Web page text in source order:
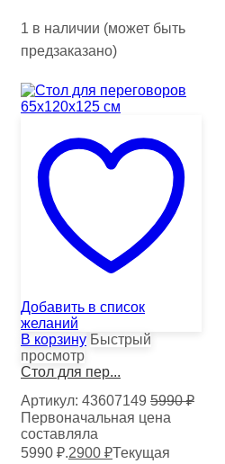
1 в наличии (может быть
предзаказано)
Добавить в список
желаний
В корзину Быстрый
просмотр
Стол для пер...
Артикул: 43607149 5990₽
Первоначальная цена
составляла
5990 ₽.2900 ₽Текущая